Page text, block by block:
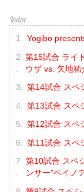
Yogibo
第15試合 ライ
ウザ vs. 矢地祐
第14試合 スペ
第13試合 スペ
第12試合 スペ
第11試合 スペ
第10試合 スペ
ンサー”ベイノ